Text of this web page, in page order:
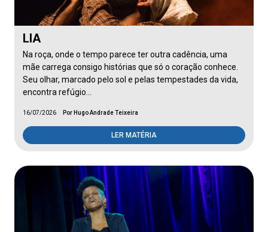
LIA
Na roça, onde o tempo parece ter outra cadência, uma
mãe carrega consigo histórias que só o coração conhece.
Seu olhar, marcado pelo sol e pelas tempestades da vida,
encontra refúgio…
16/07/2026 Por Hugo Andrade Teixeira
LER MATÉRIA